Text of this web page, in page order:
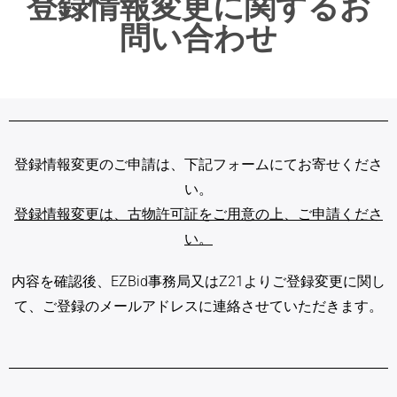
登録情報変更に関するお
問い合わせ
登録情報変更のご申請は、下記フォームにてお寄せくださ
い。
登録情報変更は、古物許可証をご用意の上、ご申請くださ
い。
内容を確認後、EZBid事務局又はZ21よりご登録変更に関し
て、
ご登録のメールアドレスに連絡させていただきます。